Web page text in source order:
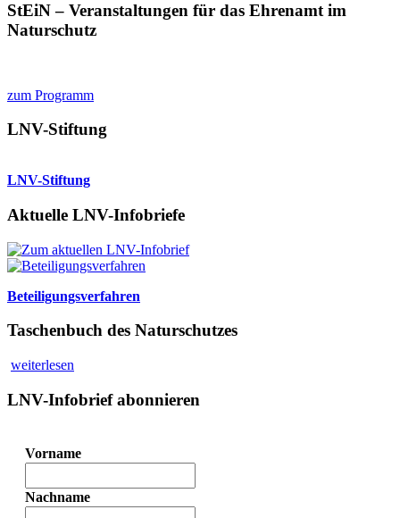
StEiN – Veranstaltungen für das Ehrenamt im
Naturschutz
zum Programm
LNV-Stiftung
LNV-Stiftung
Aktuelle LNV-Infobriefe
Beteiligungsverfahren
Taschenbuch des Naturschutzes
weiterlesen
LNV-Infobrief abonnieren
Vorname
Nachname